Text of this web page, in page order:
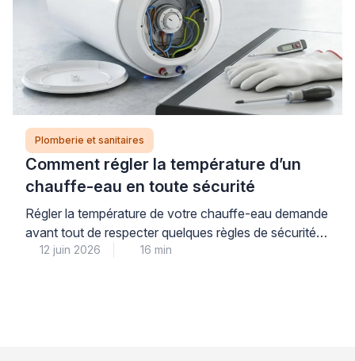
Plomberie et sanitaires
Comment régler la température d’un
chauffe-eau en toute sécurité
Régler la température de votre chauffe-eau demande
avant tout de respecter quelques règles de sécurité
simples, à commencer par la coupure systématique
12 juin 2026 16 min